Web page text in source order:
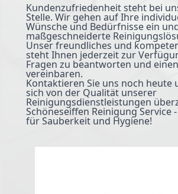
Kundenzufriedenheit steht bei
Stelle. Wir gehen auf Ihre
Wünsche und Bedürfnisse ein
maßgeschneiderte
Unser freundliches und
steht Ihnen jederzeit zur
Fragen zu beantworten und
vereinbaren.
Kontaktieren Sie uns noch heute
sich von der Qualität unserer
Reinigungsdienstleistungen
Schöneseiffen Reinigung Service
für Sauberkeit und Hygiene!